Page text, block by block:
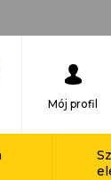
Mój profil